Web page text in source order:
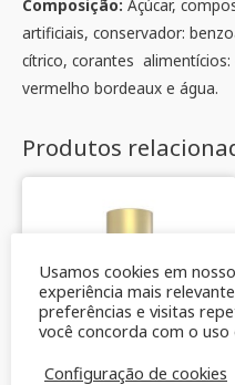
Composição: Açúcar,
artificiais, conservador:
cítrico, corantes
vermelho bordeaux e água.
Produtos
Usamos cookies em
experiência mais
preferências e visitas
você concorda com o uso
Configuração de cookies